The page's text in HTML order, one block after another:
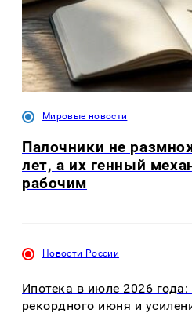
Мировые новости
Палочники не
лет, а их генный
рабочим
Новости России
Ипотека в июле 2026 года:
рекордного июня и